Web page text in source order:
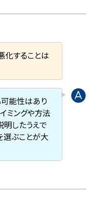
化することは
能性はあり
ミングや方法
明したうえで
ぶことが大